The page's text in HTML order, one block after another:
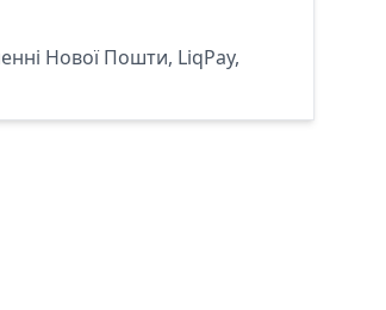
Нової Пошти, LiqPay,